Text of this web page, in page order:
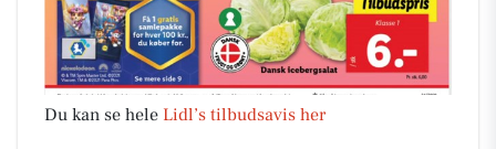
Du kan se hele Lidl’s tilbudsavis her